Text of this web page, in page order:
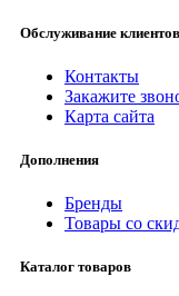
Обслуживание клиентов
Контакты
Закажите
Карта сайта
Дополнения
Бренды
Товары со
Каталог товаров